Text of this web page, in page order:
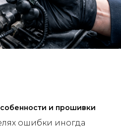
и прошивки
ошибки иногда